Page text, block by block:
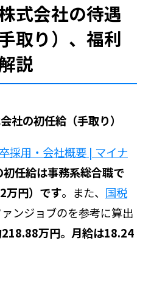
式会社の待遇
取り）、福利
説
社の初任給（手取り）
採用・会社概要 | マイナ
初任給は事務系総合職で
万円）です。また、 国税
ンジョブのを参考に算出
万円。月給は18.24